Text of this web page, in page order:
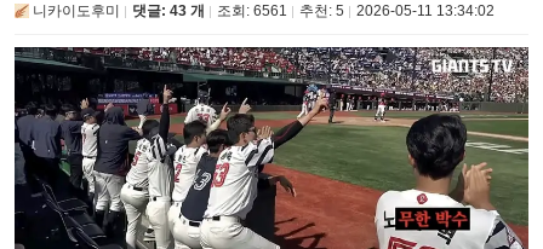
니카이도후미 댓글: 43 개 조회: 6561 추천: 5 2026-05-11 13:34:02